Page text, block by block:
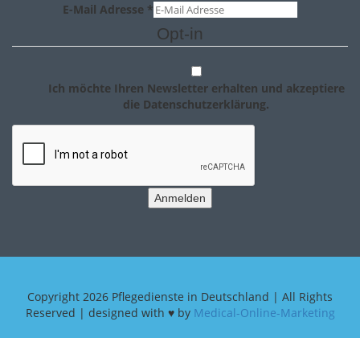
E-Mail Adresse *
Opt-in
Ich möchte Ihren Newsletter erhalten und akzeptiere
die Datenschutzerklärung.
Anmelden
Copyright 2026 Pflegedienste in Deutschland | All Rights
Reserved | designed with ♥ by Medical-Online-Marketing